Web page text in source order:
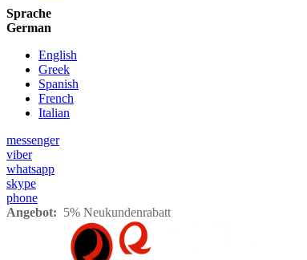
Sprache
German
English
Greek
Spanish
French
Italian
messenger
viber
whatsapp
skype
phone
Angebot: 5% Neukundenrabatt